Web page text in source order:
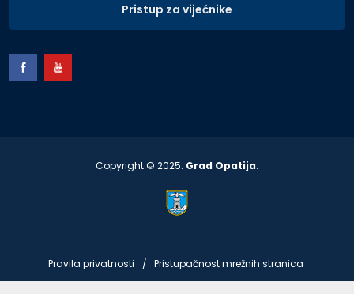
Pristup za vijećnike
Copyright © 2025. Grad Opatija.
Pravila privatnosti Pristupačnost mrežnih stranica